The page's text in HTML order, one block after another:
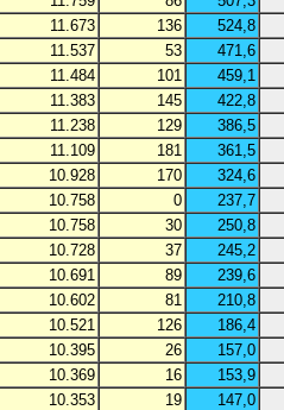
11.673 136
524,8
11.537 53
471,6
11.484 101
459,1
11.383 145
422,8
11.238 129
386,5
11.109 181
361,5
10.928 170
324,6
10.758 0
237,7
10.758 30
250,8
10.728 37
245,2
10.691 89
239,6
10.602 81
210,8
10.521 126
186,4
10.395 26
157,0
10.369 16
153,9
10.353 19
147,0